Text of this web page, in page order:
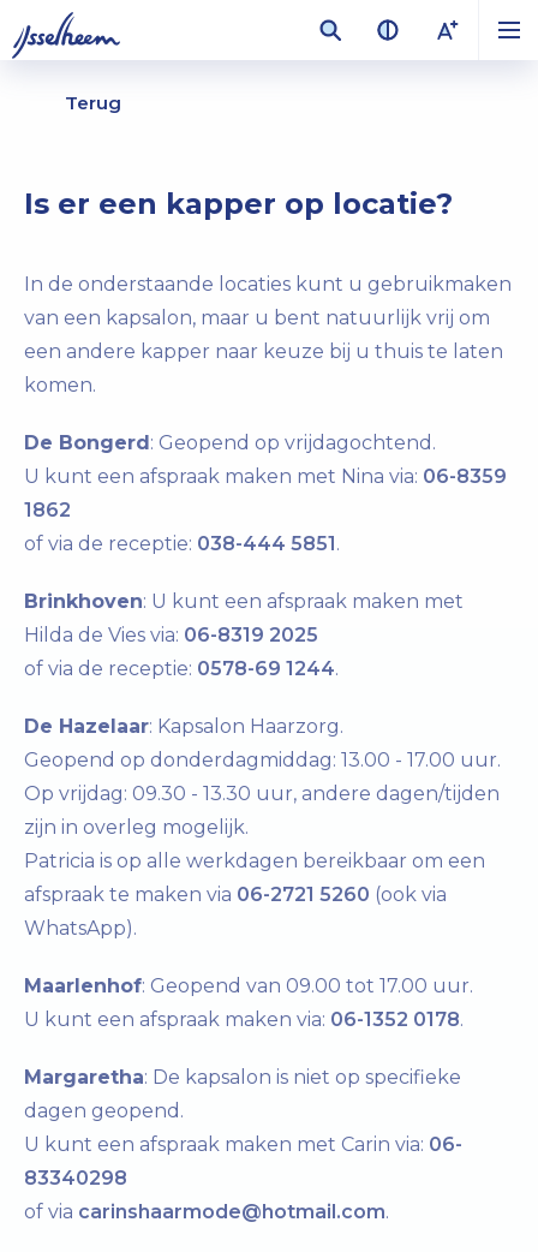
Terug
Is er een kapper op locatie?
In de onderstaande locaties kunt u gebruikmaken
van een kapsalon, maar u bent natuurlijk vrij om
een andere kapper naar keuze bij u thuis te laten
komen.
De Bongerd: Geopend op vrijdagochtend.
U kunt een afspraak maken met Nina via: 06-8359
1862
of via de receptie: 038-444 5851.
Brinkhoven: U kunt een afspraak maken met
Hilda de Vies via: 06-8319 2025
of via de receptie: 0578-69 1244.
De Hazelaar: Kapsalon Haarzorg.
Geopend op donderdagmiddag: 13.00 - 17.00 uur.
Op vrijdag: 09.30 - 13.30 uur, andere dagen/tijden
zijn in overleg mogelijk.
Patricia is op alle werkdagen bereikbaar om een
afspraak te maken via 06-2721 5260 (ook via
WhatsApp).
Maarlenhof: Geopend van 09.00 tot 17.00 uur.
U kunt een afspraak maken via: 06-1352 0178.
Margaretha: De kapsalon is niet op specifieke
dagen geopend.
U kunt een afspraak maken met Carin via: 06-
83340298
of via carinshaarmode@hotmail.com.